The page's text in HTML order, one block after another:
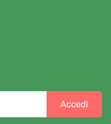
Accedi